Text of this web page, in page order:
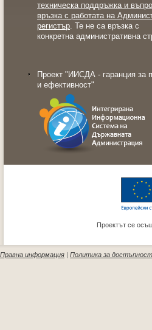
техническа поддръжка и
връзка с работата на
регистър. Те не са връзка с
конкретна административна
Проект "ИИСДА - гаранция за
и ефективност"
Проектът се
Правна информация | Политика за достъпност